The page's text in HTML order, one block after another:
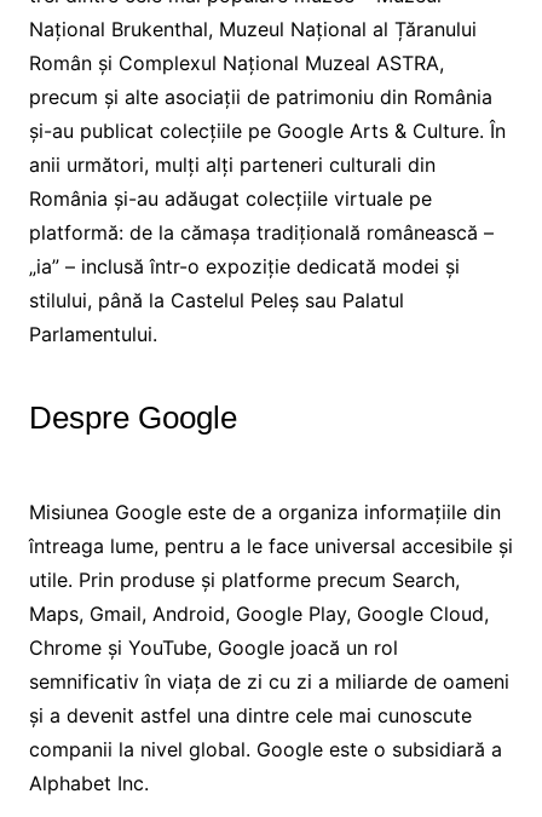
Național Brukenthal, Muzeul Național al Țăranului
Român și Complexul Național Muzeal ASTRA,
precum și alte asociații de patrimoniu din România
și-au publicat colecțiile pe Google Arts & Culture. În
anii următori, mulți alți parteneri culturali din
România și-au adăugat colecțiile virtuale pe
platformă: de la cămașa tradițională românească –
„ia” – inclusă într-o expoziție dedicată modei și
stilului, până la Castelul Peleș sau Palatul
Parlamentului.
Despre Google
Misiunea Google este de a organiza informațiile din
întreaga lume, pentru a le face universal accesibile și
utile. Prin produse și platforme precum Search,
Maps, Gmail, Android, Google Play, Google Cloud,
Chrome și YouTube, Google joacă un rol
semnificativ în viața de zi cu zi a miliarde de oameni
și a devenit astfel una dintre cele mai cunoscute
companii la nivel global. Google este o subsidiară a
Alphabet Inc.